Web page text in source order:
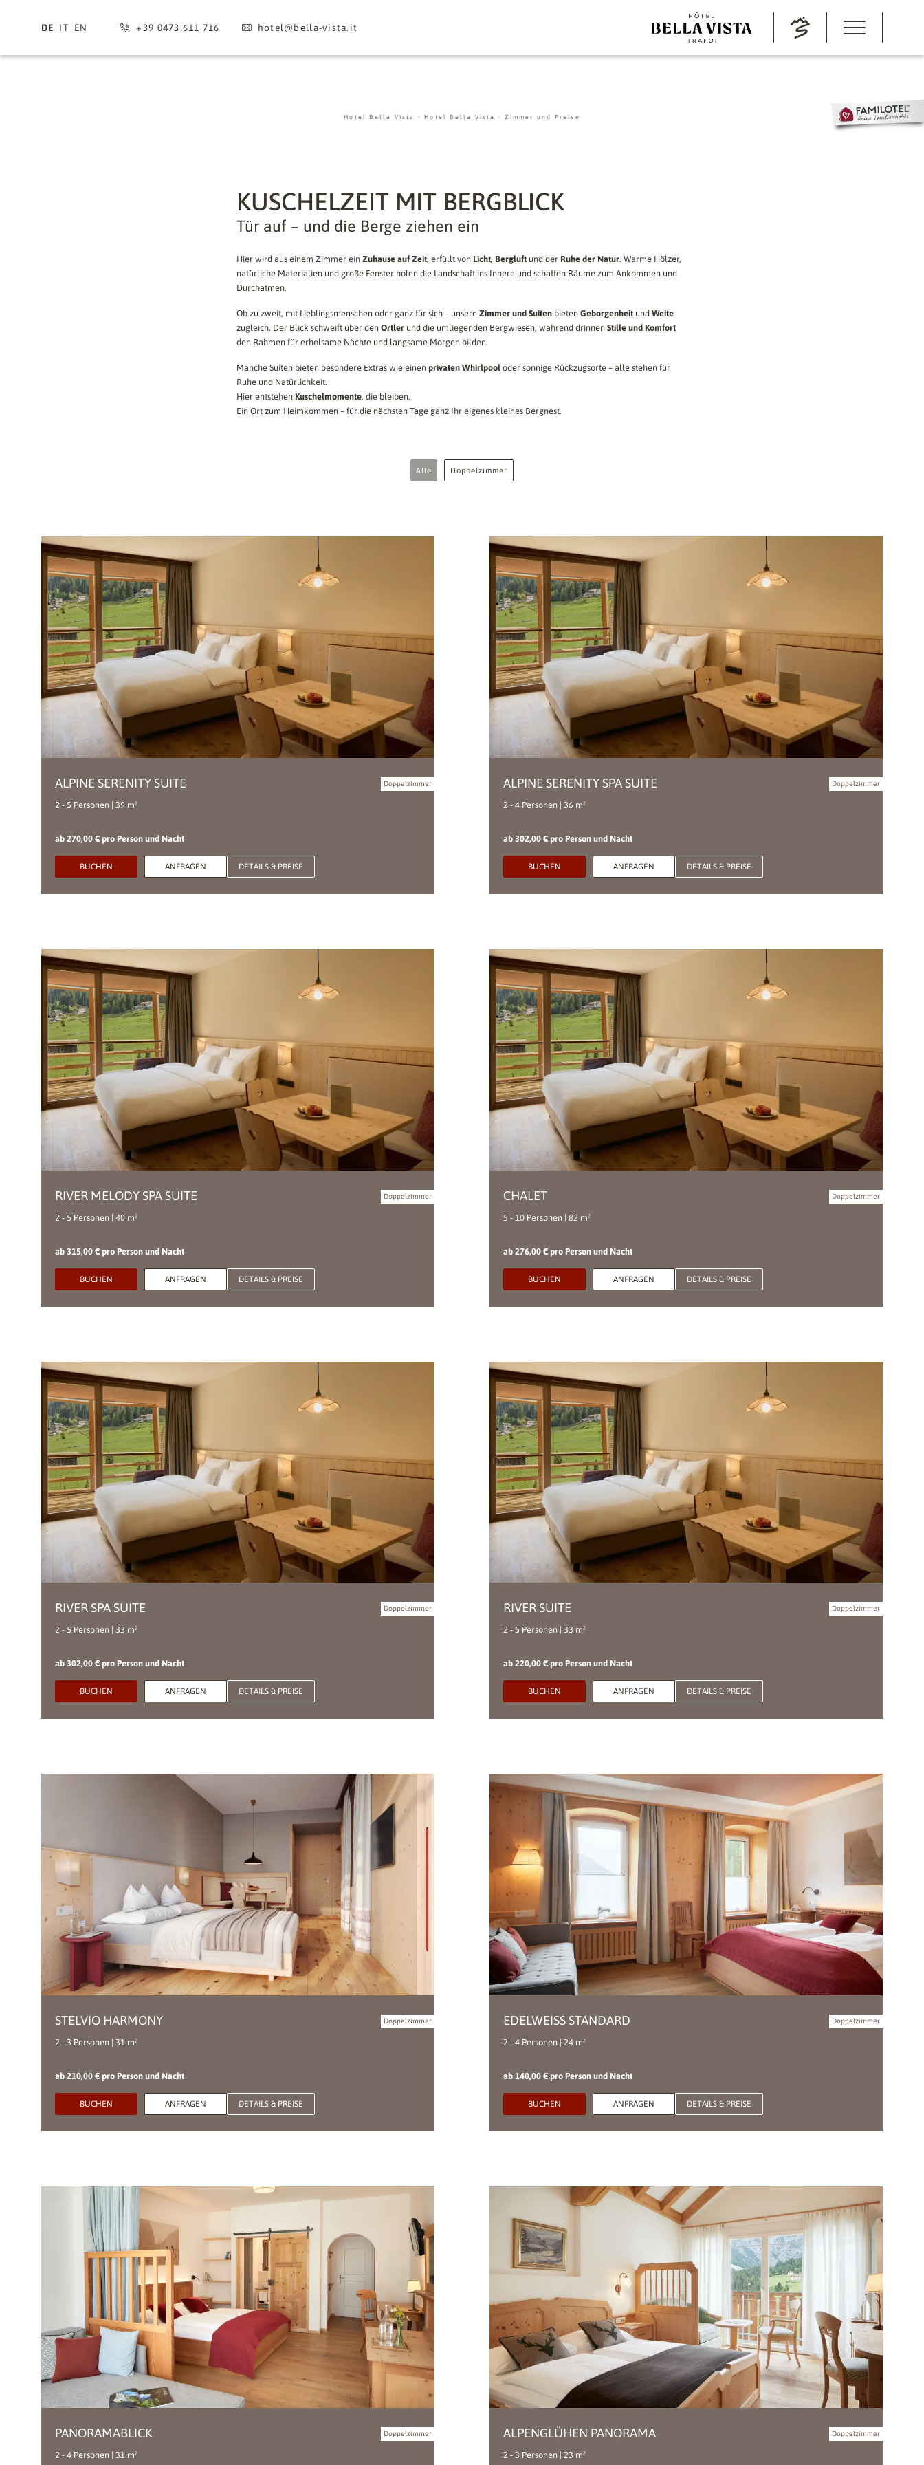
DE IT EN +39 0473 611 716 hotel@bella-vista. it
Hotel Bella Vista - Hotel Bella Vista -Zimmer und Preise
KUSCHELZEIT MIT BERGBLICK
Tür auf – und die Berge ziehen ein
Hier wird aus einem Zimmer ein Zuhause auf Zeit, erfüllt von Licht, Bergluft und der Ruhe der Natur. Warme Hölzer,
natürliche Materialien und große Fenster holen die Landschaft ins Innere und schaffen Räume zum Ankommen und
Durchatmen.
Ob zu zweit, mit Lieblingsmenschen oder ganz für sich – unsere Zimmer und Suiten bieten Geborgenheit und Weite
zugleich. Der Blick schweift über den Ortler und die umliegenden Bergwiesen, während drinnen Stille und Komfort
den Rahmen für erholsame Nächte und langsame Morgen bilden.
Manche Suiten bieten besondere Extras wie einen privaten Whirlpool oder sonnige Rückzugsorte – alle stehen für
Ruhe und Natürlichkeit.
Hier entstehen Kuschelmomente, die bleiben.
Ein Ort zum Heimkommen – für die nächsten Tage ganz Ihr eigenes kleines Bergnest.
Alle Doppelzimmer
ALPINE SERENITY SUITE Doppelzimmer
2 - 5 Personen | 39 m²
ab 270,00 € pro Person und Nacht
BUCHEN ANFRAGEN DETAILS & PREISE
ALPINE SERENITY SPA SUITE Doppelzimmer
2 - 4 Personen | 36 m²
ab 302,00 € pro Person und Nacht
BUCHEN ANFRAGEN DETAILS & PREISE
RIVER MELODY SPA SUITE Doppelzimmer
2 - 5 Personen | 40 m²
ab 315,00 € pro Person und Nacht
BUCHEN ANFRAGEN DETAILS & PREISE
CHALET Doppelzimmer
5 - 10 Personen | 82 m²
ab 276,00 € pro Person und Nacht
BUCHEN ANFRAGEN DETAILS & PREISE
RIVER SPA SUITE Doppelzimmer
2 - 5 Personen | 33 m²
ab 302,00 € pro Person und Nacht
BUCHEN ANFRAGEN DETAILS & PREISE
RIVER SUITE Doppelzimmer
2 - 5 Personen | 33 m²
ab 220,00 € pro Person und Nacht
BUCHEN ANFRAGEN DETAILS & PREISE
STELVIO HARMONY Doppelzimmer
2 - 3 Personen | 31 m²
ab 210,00 € pro Person und Nacht
BUCHEN ANFRAGEN DETAILS & PREISE
EDELWEISS STANDARD Doppelzimmer
2 - 4 Personen | 24 m²
ab 140,00 € pro Person und Nacht
BUCHEN ANFRAGEN DETAILS & PREISE
PANORAMABLICK Doppelzimmer
2 - 4 Personen | 31 m²
ALPENGLÜHEN PANORAMA Doppelzimmer
2 - 3 Personen | 23 m²